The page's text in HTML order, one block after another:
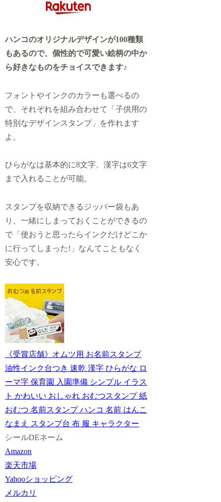
ハンコのオリジナルデザインが100種類
もあるので、個性的で可愛い絵柄の中か
ら好きなものをチョイスできます♪
フォントやインクのカラーも選べるの
で、それぞれを組み合わせて「子供用の
特別なデザインスタンプ」を作れます
よ。
ひらがなは基本的に8文字、漢字は6文字
まで入れることが可能。
スタンプを収納できるジッパー袋もあ
り、一緒にしまっておくことができるの
で「使おうと思ったらインクだけどこか
に行ってしまった!」なんてこともなく
安心です。
《受賞店舗》オムツ用 お名前スタンプ
油性インク台つき 速乾 漢字 ひらがな ロ
ーマ字 保育園 入園準備 シンプル イラス
ト かわいい おしゃれ おむつスタンプ 紙
おむつ 名前スタンプ ハンコ 名前 はんこ
なまえ スタンプ台 布 服 キャラクター
シールDEネーム
Amazon
楽天市場
Yahooショッピング
メルカリ